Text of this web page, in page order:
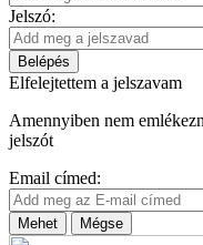
Jelszó:
Belépés
Elfelejtettem a jelszavam
Amennyiben nem
jelszót
Email címed:
Mehet Mégse